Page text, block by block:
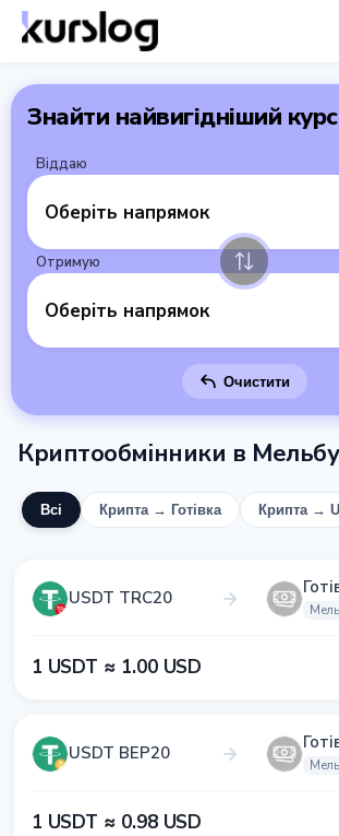
Знайти найвигідніший курс
Віддаю
Оберіть напрямок
Отримую
Оберіть напрямок
Очистити
Криптообмінники в
Всі Крипта → Готівка Крипта →
USDT TRC20
1​ USDT ≈ 1​.0​0​ USD
USDT BEP20
1​ USDT ≈ 0​.9​8​ USD